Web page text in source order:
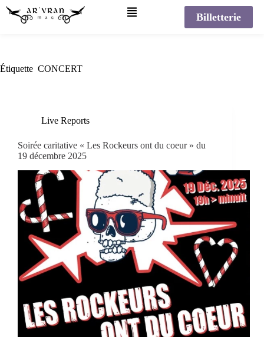
Billetterie
Étiquette CONCERT
Live Reports
Soirée caritative « Les Rockeurs ont du coeur » du
19 décembre 2025